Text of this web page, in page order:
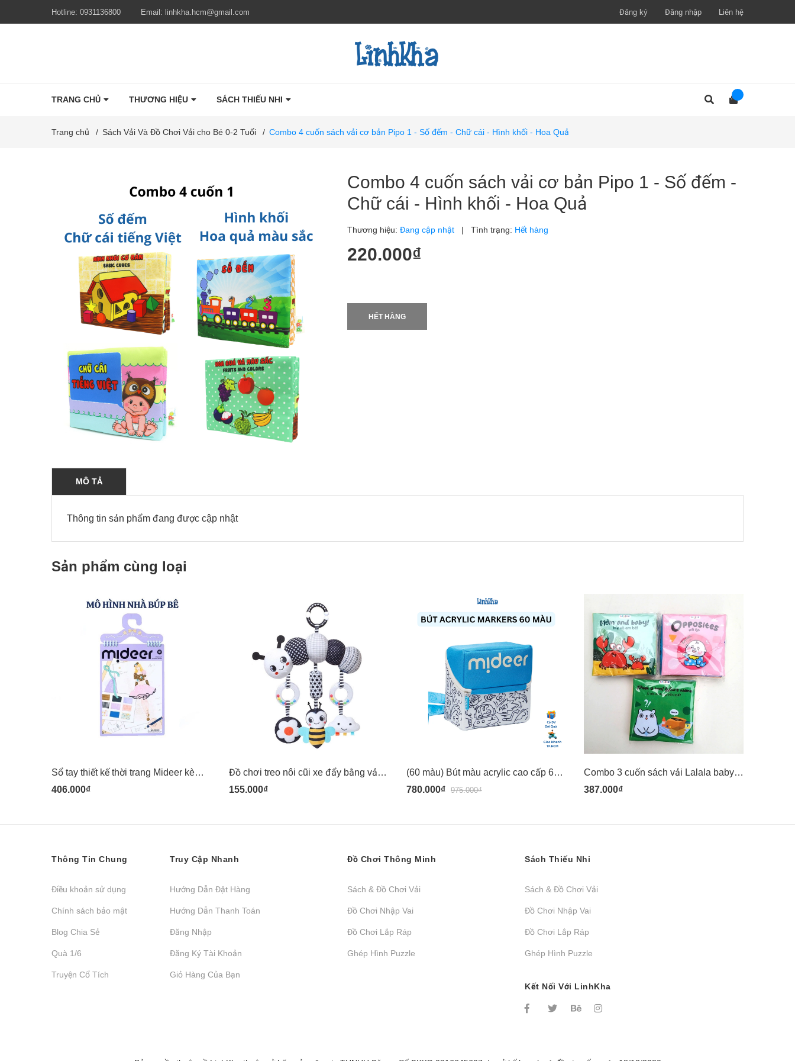
Hotline: 0931136800 Email: linhkha.hcm@gmail.com Đăng ký Đăng nhập Liên hệ
TRANG CHỦ THƯƠNG HIỆU SÁCH THIẾU NHI
Trang chủ / Sách Vải Và Đồ Chơi Vải cho Bé 0-2 Tuổi / Combo 4 cuốn sách vải cơ bản Pipo 1 - Số đếm - Chữ cái - Hình khối - Hoa Quả
Combo 4 cuốn sách vải cơ bản Pipo 1 - Số đếm -
Chữ cái - Hình khối - Hoa Quả
Thương hiệu: Đang cập nhật | Tình trạng: Hết hàng
220.000₫
HẾT HÀNG
MÔ TẢ
Thông tin sản phẩm đang được cập nhật
Sản phẩm cùng loại
Sổ tay thiết kế thời trang Mideer kèm vải Dress-up Fashion Guide
406.000₫
Đồ chơi treo nôi cũi xe đẩy bằng vải bông có âm thanh leng keng cho bé sơ sinh Pipovietnam
155.000₫
(60 màu) Bút màu acrylic cao cấp 60 màu có túi vải đựng - mideer Acrylic Markers 60 colours
780.000₫ 975.000₫
Combo 3 cuốn sách vải Lalala baby Ehon tương tác (Opposites, Peek a boo! Who's hidding, Mom and baby)
387.000₫
Thông Tin Chung
Điều khoản sử dụng
Chính sách bảo mật
Blog Chia Sẻ
Quà 1/6
Truyện Cổ Tích
Truy Cập Nhanh
Hướng Dẫn Đặt Hàng
Hướng Dẫn Thanh Toán
Đăng Nhập
Đăng Ký Tài Khoản
Giỏ Hàng Của Bạn
Đồ Chơi Thông Minh
Sách & Đồ Chơi Vải
Đồ Chơi Nhập Vai
Đồ Chơi Lắp Ráp
Ghép Hình Puzzle
Sách Thiếu Nhi
Sách & Đồ Chơi Vải
Đồ Chơi Nhập Vai
Đồ Chơi Lắp Ráp
Ghép Hình Puzzle
Kết Nối Với LinhKha